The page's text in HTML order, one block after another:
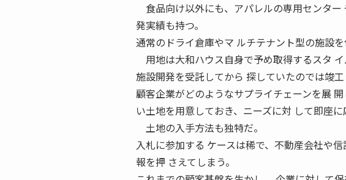
食品向け以外にも、アパレルの専用センタ
発実績も持つ。
通常のドライ倉庫やマ ルチテナント型の施設
用地は大和ハウス自身で予め取得するスタ イ
施設開発を受託してから 探していたのでは竣工
顧客企業がどのようなサプライチェーンを展
い土地を用意しておき、ニーズに対 して即座に
土地の入手方法も独特だ。
入札に参加する ケースは稀で、不動産会社や
報を押 さえてしまう。